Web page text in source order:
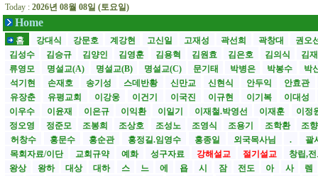
Today : 2026년 08월 08일 (토요일)
Home
홈 강대식 강문호 계강현 고신일 고재성 곽선희 곽창대
권오
김성수
김승규 김양인 김영훈 김용혁 김원효 김은호 김의식
김
류영모
명설교(A) 명설교(B) 명설교(C) 문기태 박병은 박봉수
박
석기현
손재호 송기성 스데반황 신만교 신현식 안두익
안효관
유장춘
유평교회 이강웅 이건기 이국진 이규현 이기복
이대성
이우수
이윤재 이은규 이익환 이일기 이재철.박영선 이재훈
이정
정오영
정준모 조봉희 조상호 조성노 조영식 조용기 조학환
조
허창수
홍문수 홍순관 홍정길.임영수 홍종일 외국목사님 .
괄
목회자료/이단
교회규약 예화 성구자료 강해설교 절기설교
창립,
왕상
왕하 대상 대하 스 느 에 욥 시 잠 전도 아 사
렘